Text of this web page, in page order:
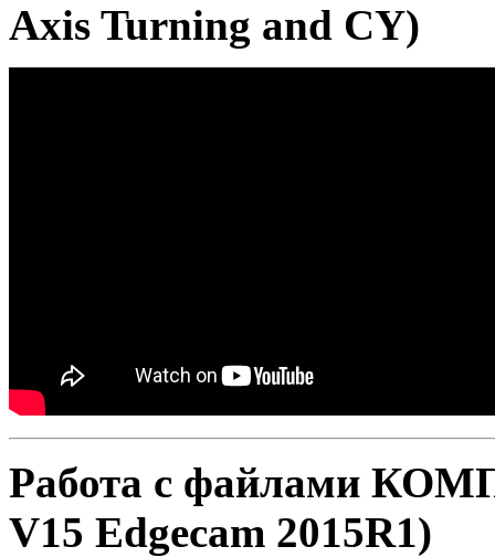
Axis Turning and CY)
Работа с файлами
V15 Edgecam 2015R1)